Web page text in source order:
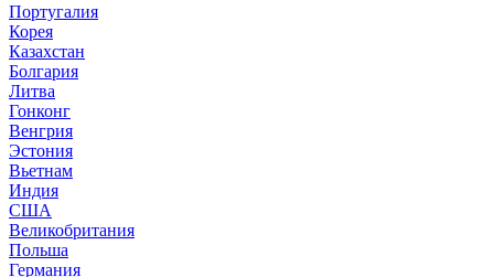
Португалия
Корея
Казахстан
Болгария
Литва
Гонконг
Венгрия
Эстония
Вьетнам
Индия
США
Великобритания
Польша
Германия